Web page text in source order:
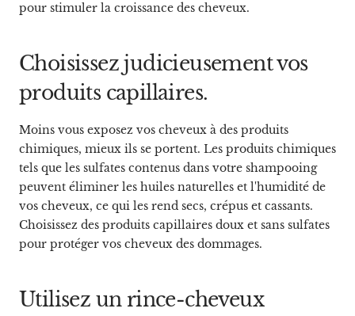
pour stimuler la croissance des cheveux.
Choisissez judicieusement vos
produits capillaires.
Moins vous exposez vos cheveux à des produits
chimiques, mieux ils se portent. Les produits chimiques
tels que les sulfates contenus dans votre shampooing
peuvent éliminer les huiles naturelles et l'humidité de
vos cheveux, ce qui les rend secs, crépus et cassants.
Choisissez des produits capillaires doux et sans sulfates
pour protéger vos cheveux des dommages.
Utilisez un rince-cheveux